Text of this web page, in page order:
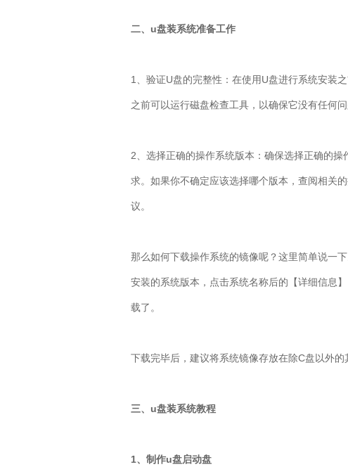
二、 u盘装系统准备工作
1 、验证U盘的完整性：在使用U盘进行系统安装
之前可以运行磁盘检查工具，以确保它没有任何问
2 、选择正确的操作系统版本：确保选择正确的
求。如果你不确定应该选择哪个版本，查阅相关
议。
那么如何下载操作系统的镜像呢？这里简单说一
安装的系统版本，点击系统名称后的【详细信息
载了。
下载完毕后，建议将系统镜像存放在除C盘以外的
三、 u盘装系统教程
1、制作u盘启动盘